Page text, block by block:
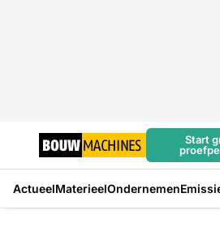
Start
ActueelMaterieelOndernemen